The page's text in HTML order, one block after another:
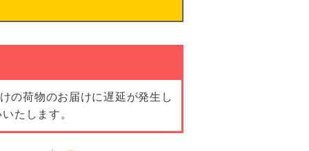
の荷物のお届けに遅延が発生し
たします。